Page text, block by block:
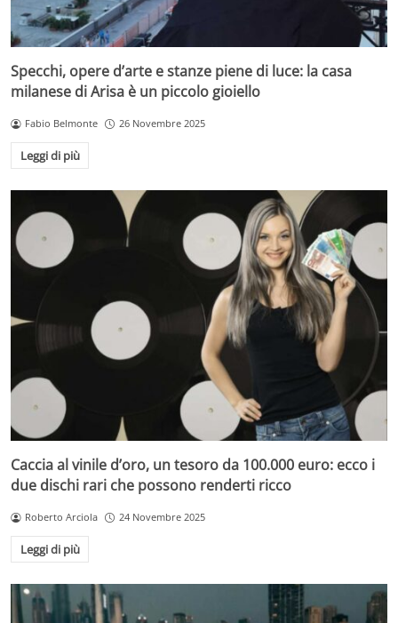
Specchi, opere d’arte e stanze piene di luce: la casa
milanese di Arisa è un piccolo gioiello
Fabio Belmonte 26 Novembre 2025
Leggi di più
Caccia al vinile d’oro, un tesoro da 100.000 euro: ecco i
due dischi rari che possono renderti ricco
Roberto Arciola 24 Novembre 2025
Leggi di più